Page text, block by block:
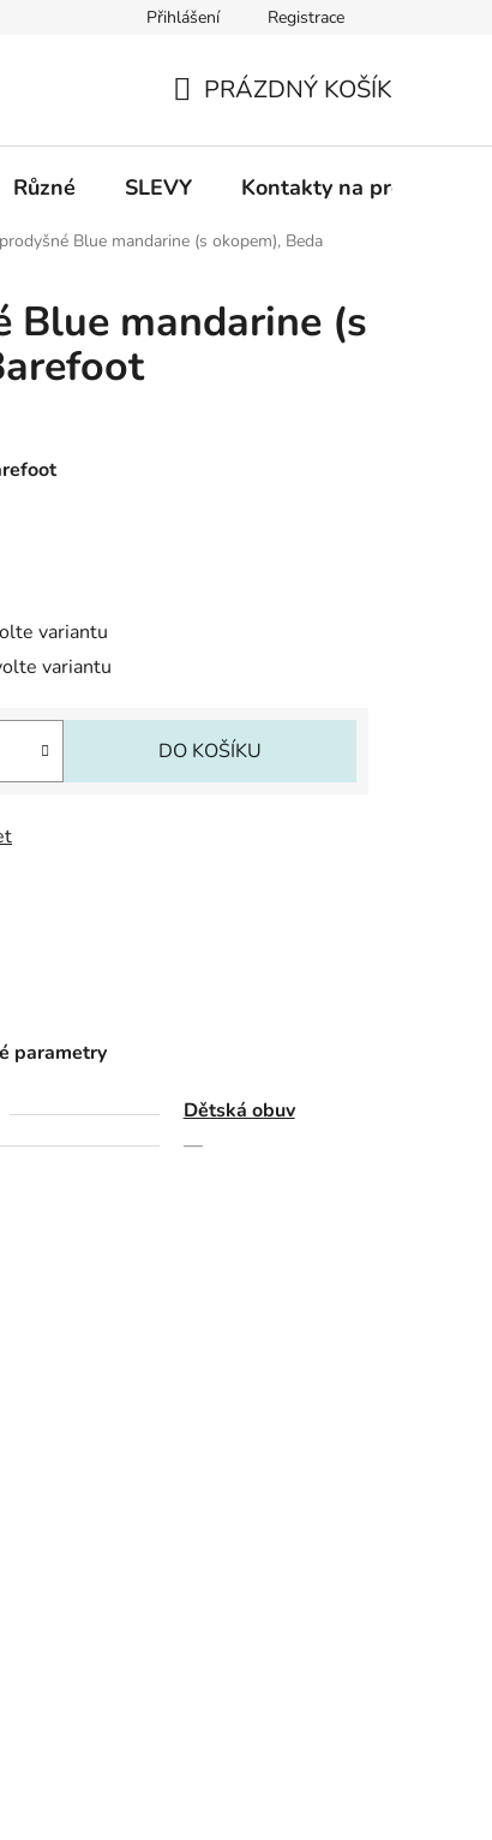
Informace k on-line platbám Odstoupení od
Přihlášení Registrace
KOŠÍK
PRÁZDNÝ KOŠÍK
Různé SLEVY Kontakty na prodejny
Blue mandarine (s okopem), Beda
Blue mandarine (s
variantu
variantu
DO KOŠÍKU
parametry
Dětská obuv
—